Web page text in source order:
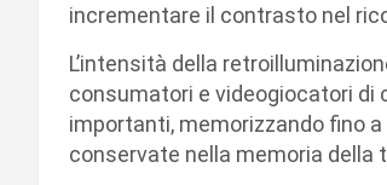
incrementare il contrasto nel
L’intensità della
consumatori e videogiocatori di
importanti, memorizzando fino
conservate nella memoria della